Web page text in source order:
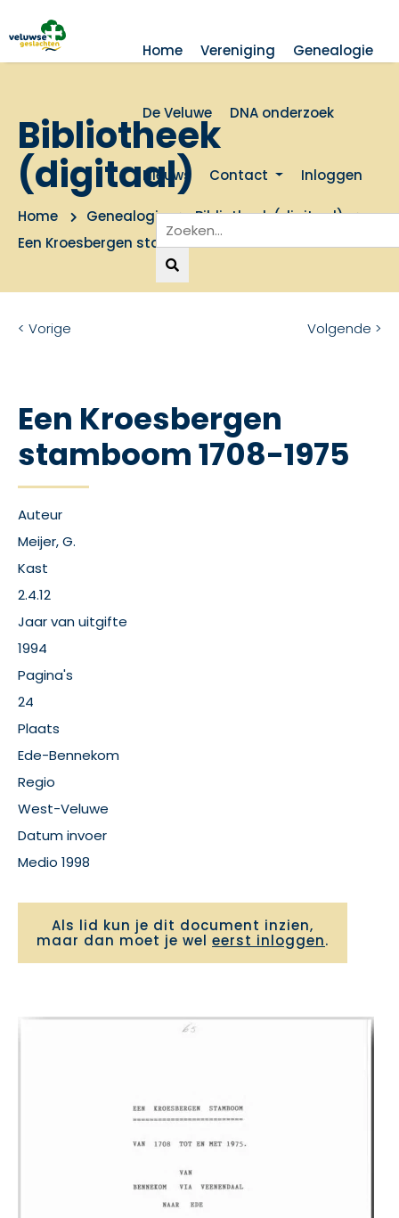
Home Vereniging Genealogie
De Veluwe DNA onderzoek
Nieuws Contact Inloggen
Bibliotheek
(digitaal)
Home Genealogie
Bibliotheek (digitaal)
Een Kroesbergen stamboom 1708-1975
< Vorige Volgende >
Een Kroesbergen
stamboom 1708-1975
Auteur
Meijer, G.
Kast
2.4.12
Jaar van uitgifte
1994
Pagina's
24
Plaats
Ede-Bennekom
Regio
West-Veluwe
Datum invoer
Medio 1998
Als lid kun je dit document inzien,
maar dan moet je wel eerst inloggen.